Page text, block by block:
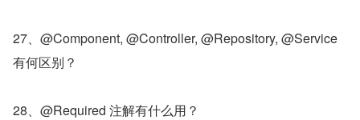
27、@Component, @Controller, @Repository, @Service
有何区别？
28、@Required 注解有什么用？